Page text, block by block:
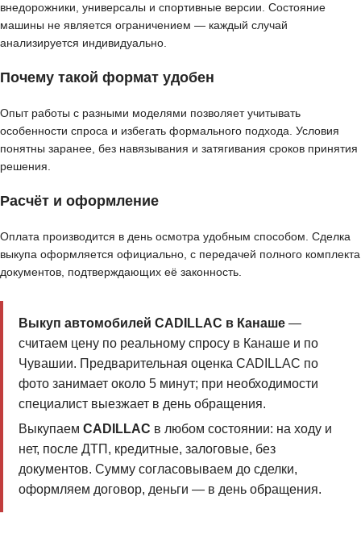
внедорожники, универсалы и спортивные версии. Состояние
машины не является ограничением — каждый случай
анализируется индивидуально.
Почему такой формат удобен
Опыт работы с разными моделями позволяет учитывать
особенности спроса и избегать формального подхода. Условия
понятны заранее, без навязывания и затягивания сроков принятия
решения.
Расчёт и оформление
Оплата производится в день осмотра удобным способом. Сделка
выкупа оформляется официально, с передачей полного комплекта
документов, подтверждающих её законность.
Выкуп автомобилей CADILLAC в Канаше—
считаем цену по реальному спросу в Канаше и по
Чувашии. Предварительная оценка CADILLAC по
фото занимает около 5 минут; при необходимости
специалист выезжает в день обращения.
Выкупаем CADILLAC в любом состоянии: на ходу и
нет, после ДТП, кредитные, залоговые, без
документов. Сумму согласовываем до сделки,
оформляем договор, деньги — в день обращения.